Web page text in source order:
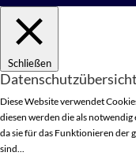
Schließen
Datenschutzübersicht
Diese Website verwendet
diesen werden die als
da sie für das Funktionieren der
sind...